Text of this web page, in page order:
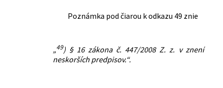
Poznámka pod čiarou k odkazu 49 znie
„49) § 16 zákona č. 447/2008 Z. z. v znení
neskorších predpisov.“.